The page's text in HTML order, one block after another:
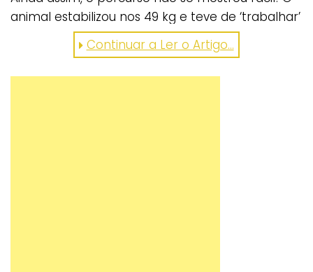
animal estabilizou nos 49 kg e teve de ‘trabalhar’
ainda mais intensamente! Mas com o incentivo
necessário, provou ser um lutador! Ainda há um
longo caminho a percorrer, mas o ponteiro da
Continuar a Ler o Artigo…